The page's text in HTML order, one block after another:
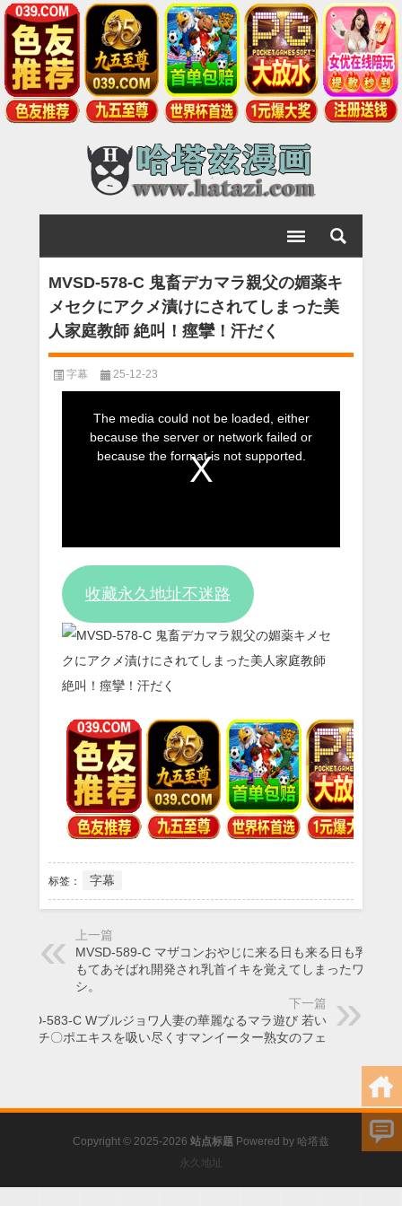
MVSD-578-C 鬼畜デカマラ親父の媚薬キ
メセクにアクメ漬けにされてしまった美
人家庭教師 絶叫！痙攣！汗だく
字幕 25-12-23
The media could not be loaded, either
because the server or network failed or
because the format is not supported.
收藏永久地址不迷路
标签： 字幕
上一篇
MVSD-589-C マザコンおやじに来る日も来る日も乳首を
もてあそばれ開発され乳首イキを覚えてしまったワタ
シ。
下一篇
MVSD-583-C Wブルジョワ人妻の華麗なるマラ遊び 若い
男のチ〇ポエキスを吸い尽くすマンイーター熟女のフェ
Copyright © 2025-2026 站点标题 Powered by 哈塔兹
永久地址